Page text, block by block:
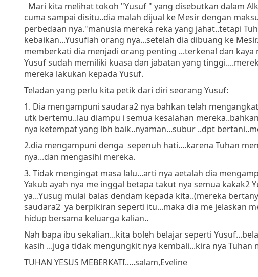
Mari kita melihat tokoh "Yusuf " yang disebutkan dalam
cuma sampai disitu..dia malah dijual ke Mesir dengan
perbedaan nya."manusia mereka reka yang jahat..tetapi
kebaikan...Yusuflah orang nya...setelah dia dibuang ke
memberkati dia menjadi orang penting ...terkenal dan
Yusuf sudah memiliki kuasa dan jabatan yang
mereka lakukan kepada Yusuf.
Teladan yang perlu kita petik dari diri seorang Yusuf:
1. Dia mengampuni saudara2 nya bahkan telah
utk bertemu..lau diampu i semua kesalahan
nya ketempat yang lbh baik..nyaman...subur ..dpt
2.dia mengampuni denga sepenuh hati....karena Tuhan
nya...dan mengasihi mereka.
3. Tidak mengingat masa lalu...arti nya aetalah dia
Yakub ayah nya me inggal betapa takut nya semua kakak2
ya...Yusug mulai balas dendam kepada kita..(mereka
saudara2 ya berpikiran seperti itu...maka dia me jelaskan
hidup bersama keluarga kalian..
Nah bapa ibu sekalian...kita boleh belajar seperti
kasih ...juga tidak mengungkit nya kembali...kira nya Tuhan
TUHAN YESUS MEBERKATI.....salam,Eveline